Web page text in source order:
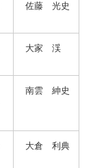
佐藤 光史
大家 渓
南雲 紳史
大倉 利典